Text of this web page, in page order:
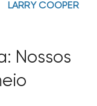
LARRY COOPER
Nossos